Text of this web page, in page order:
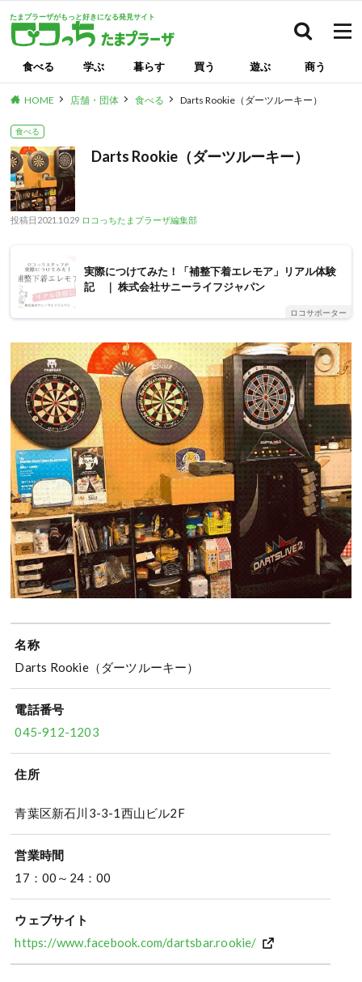
たまプラーザがもっと好きになる発見サイト
食べる 学ぶ 暮らす 買う 遊ぶ 商う
HOME 店舗・団体 食べる Darts Rookie（ダーツルーキー）
食べる
Darts Rookie（ダーツルーキー）
投稿日 2021.10.29 ロコっちたまプラーザ編集部
実際につけてみた！「補整下着エレモア」リアル体験
記 ｜ 株式会社サニーライフジャパン
ロコサポーター
名称
Darts Rookie（ダーツルーキー）
電話番号
045-912-1203
住所
青葉区新石川3-3-1西山ビル2F
営業時間
17：00～24：00
ウェブサイト
https://www.facebook.com/dartsbar.rookie/